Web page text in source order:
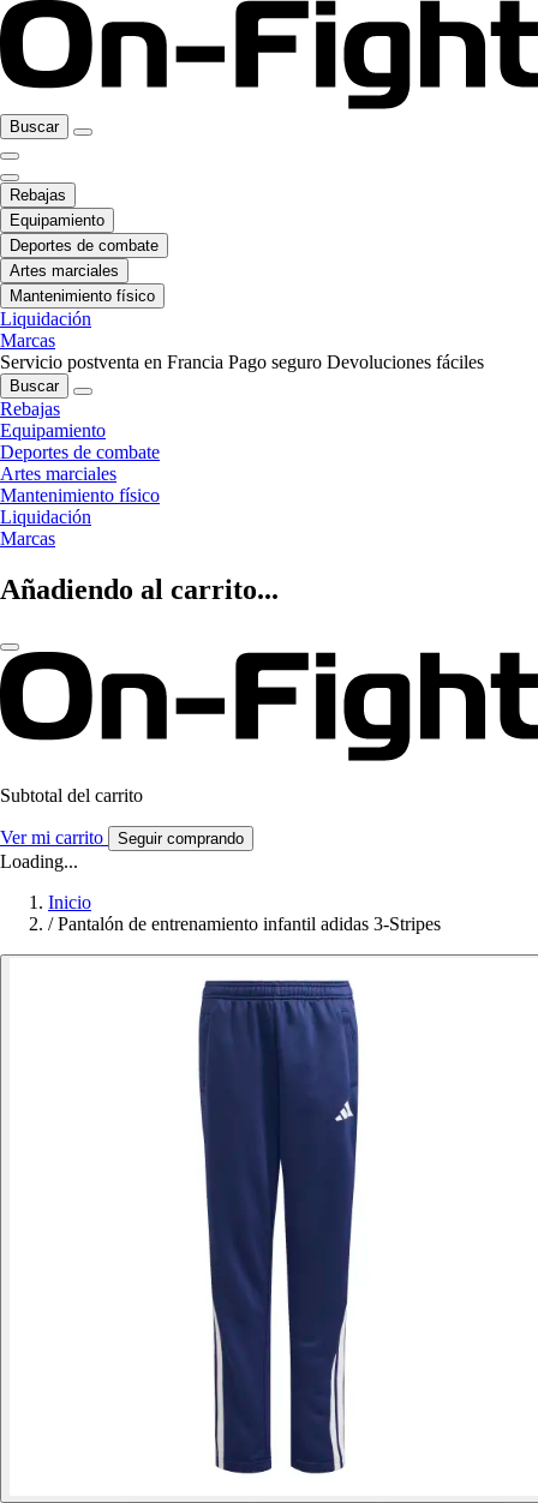
Buscar
Rebajas
Equipamiento
Deportes de combate
Artes marciales
Mantenimiento físico
Liquidación
Marcas
Servicio postventa en Francia Pago seguro Devoluciones fáciles
Buscar
Rebajas
Equipamiento
Deportes de combate
Artes marciales
Mantenimiento físico
Liquidación
Marcas
Añadiendo al carrito...
Subtotal del carrito
Ver mi carrito Seguir comprando
Loading...
Inicio
/ Pantalón de entrenamiento infantil adidas 3-Stripes